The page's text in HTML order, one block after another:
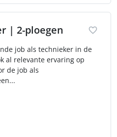
| 2-ploegen
job als technieker in de
al relevante ervaring op
de job als